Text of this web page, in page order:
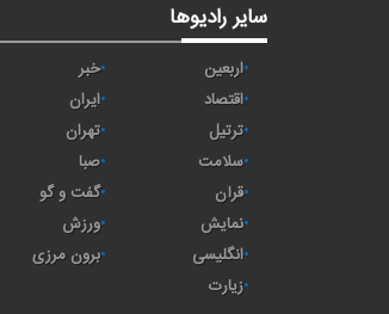
سایر رادیوها
اربعین خبر
اقتصاد
ايران
ترتیل
تهران
سلامت
صبا
قرآن
گفت و گو
نمایش
ورزش
انگلیسی
برون مرزی
زیارت